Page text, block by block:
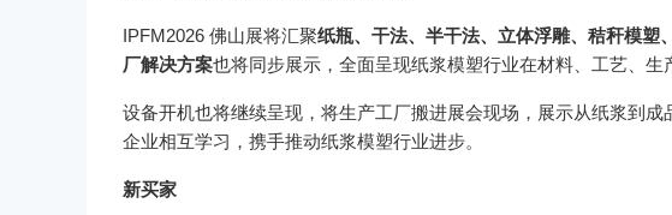
IPFM2026 佛山展将汇聚纸瓶、干法、半干法、立体浮雕、秸秆模塑
厂解决方案也将同步展示，全面呈现纸浆模塑行业在材料、工艺、生
设备开机也将继续呈现，将生产工厂搬进展会现场，展示从纸浆到
企业相互学习，携手推动纸浆模塑行业进步。
新买家